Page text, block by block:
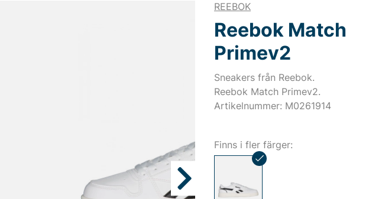
REEBOK
Reebok Match
Primev2
Sneakers från Reebok.
Reebok Match Primev2.
Artikelnummer: M0261914
Finns i fler färger: